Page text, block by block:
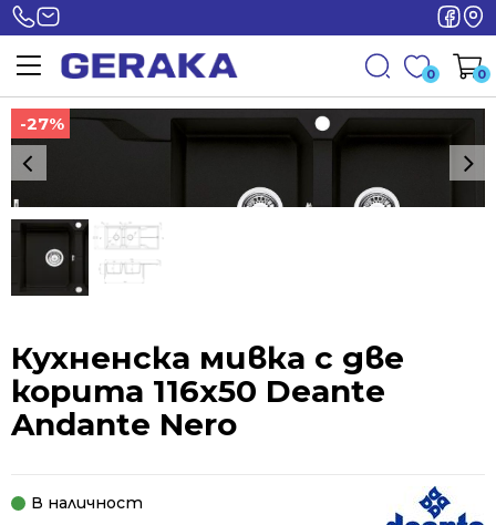
0 0
-27%
-27%
Кухненска мивка с две
корита 116х50 Deante
Andante Nero
В наличност